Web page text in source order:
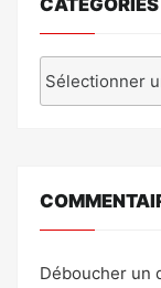
CATÉGORIES
Déboucher un